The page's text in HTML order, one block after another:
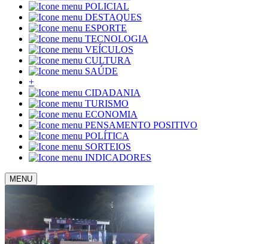
POLICIAL
DESTAQUES
ESPORTE
TECNOLOGIA
VEÍCULOS
CULTURA
SAÚDE
+
CIDADANIA
TURISMO
ECONOMIA
PENSAMENTO POSITIVO
POLÍTICA
SORTEIOS
INDICADORES
MENU